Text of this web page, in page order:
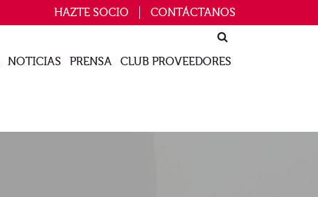
HAZTE SOCIO CONTÁCTANOS
NOTICIAS PRENSA CLUB PROVEEDORES